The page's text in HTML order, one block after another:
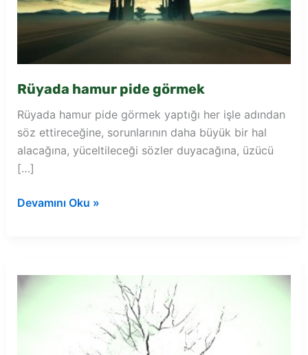
Rüyada hamur pide görmek
Rüyada hamur pide görmek yaptığı her işle adından
söz ettireceğine, sorunlarının daha büyük bir hal
alacağına, yüceltileceği sözler duyacağına, üzücü
[…]
Rüyada
Devamını Oku »